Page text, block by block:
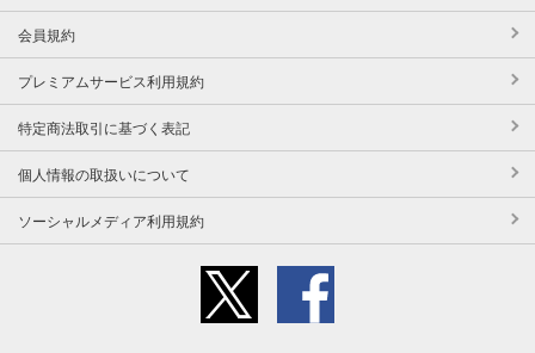
会員規約
プレミアムサービス利用規約
特定商法取引に基づく表記
個人情報の取扱いについて
ソーシャルメディア利用規約